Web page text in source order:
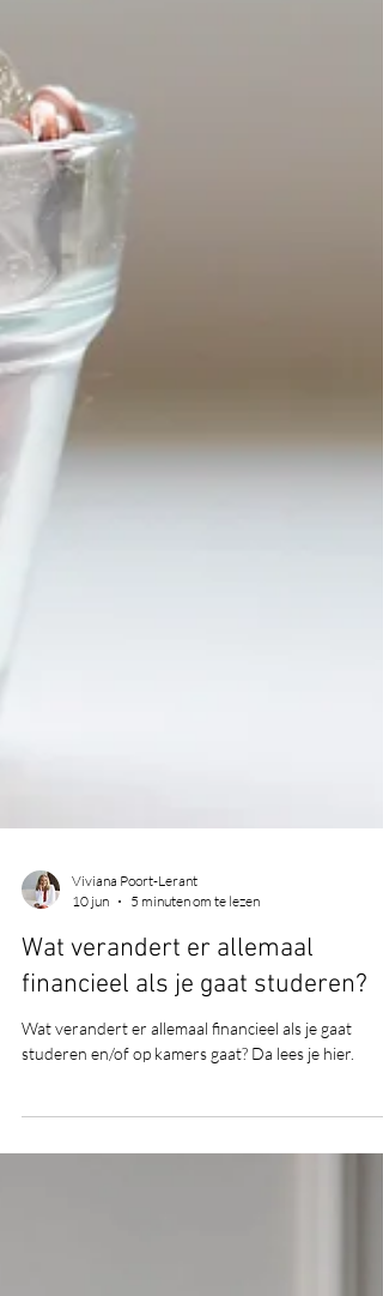
10 jun
5 minuten om te lezen
Wat verandert er allemaal
financieel als je gaat studeren?